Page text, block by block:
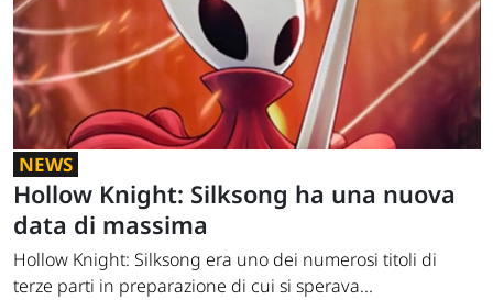
NEWS
Hollow Knight: Silksong ha una nuova
data di massima
Hollow Knight: Silksong era uno dei numerosi titoli di
terze parti in preparazione di cui si sperava...